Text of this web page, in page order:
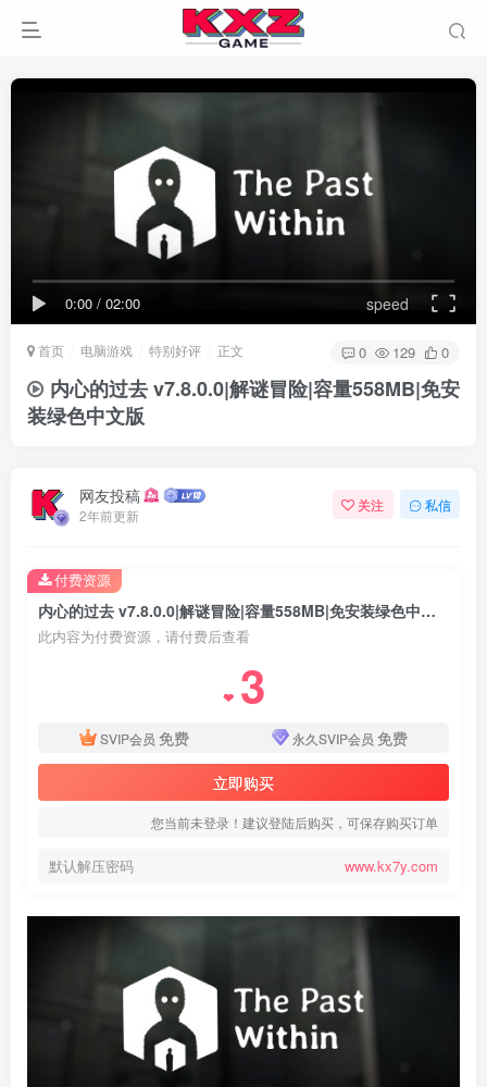
0:00 / 02:00 speed
首页 电脑游戏 特别好评 正文 0 129 0
内心的过去 v7.8.0.0|解谜冒险|容量558MB|免安
装绿色中文版
网友投稿
2年前更新
关注 私信
内心的过去 v7.8.0.0|解谜冒险|容量558MB|免安装绿色中文版
此内容为付费资源，请付费后查看
❤ 3
SVIP会员 免费 永久SVIP会员 免费
立即购买
您当前未登录！建议登陆后购买，可保存购买订单
默认解压密码 www.kx7y.com
付费资源